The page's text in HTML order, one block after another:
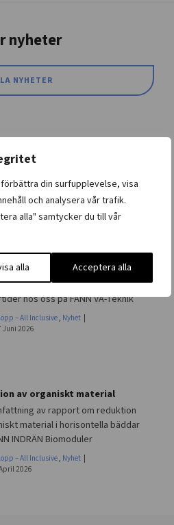
din surfupplevelse, visa
och analysera vår trafik.
alla" samtycker du till vår
alla Acceptera alla
nyheter
NYHETER
5-9 augusti 2026 Piteå
FANN på Noliamässan 5-9
– All Inclusive,Nyhet
Juni 2026
Sommartider hos oss på FANN VA-Teknik
hos oss på FANN VA-Teknik
– All Inclusive, Nyhet
Juni 2026
av organiskt material
av rapport om reduktion
material i horisontella bäddar
INDRÄN Biomoduler
– All Inclusive, Nyhet
2026